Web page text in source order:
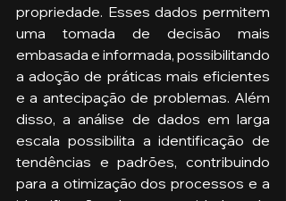
propriedade. Esses dados permitem
uma tomada de decisão mais
embasada e informada, possibilitando
a adoção de práticas mais eficientes
e a antecipação de problemas. Além
disso, a análise de dados em larga
escala possibilita a identificação de
tendências e padrões, contribuindo
para a otimização dos processos e a